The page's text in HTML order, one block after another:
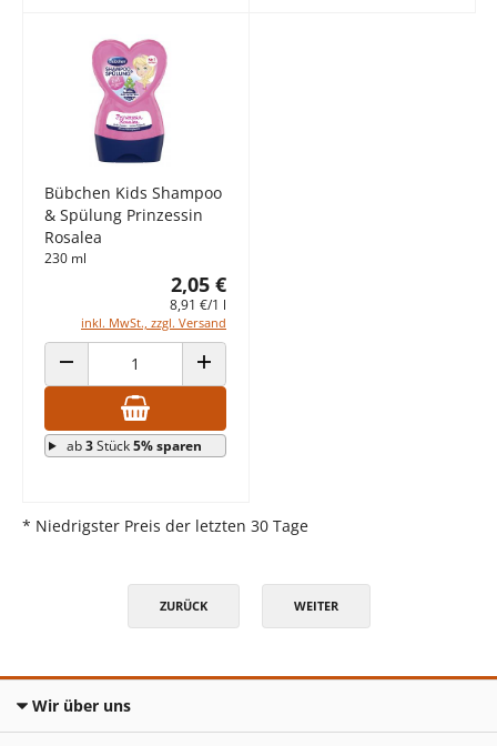
Bübchen Kids Shampoo
& Spülung Prinzessin
Rosalea
230 ml
2,05 €
8,91 €/1 l
inkl. MwSt., zzgl. Versand
ANZAHL VERRINGERN ANZAHL ERHÖHEN
ab3Stück5% sparen
* Niedrigster Preis der letzten 30 Tage
ZURÜCK WEITER
Wir über uns